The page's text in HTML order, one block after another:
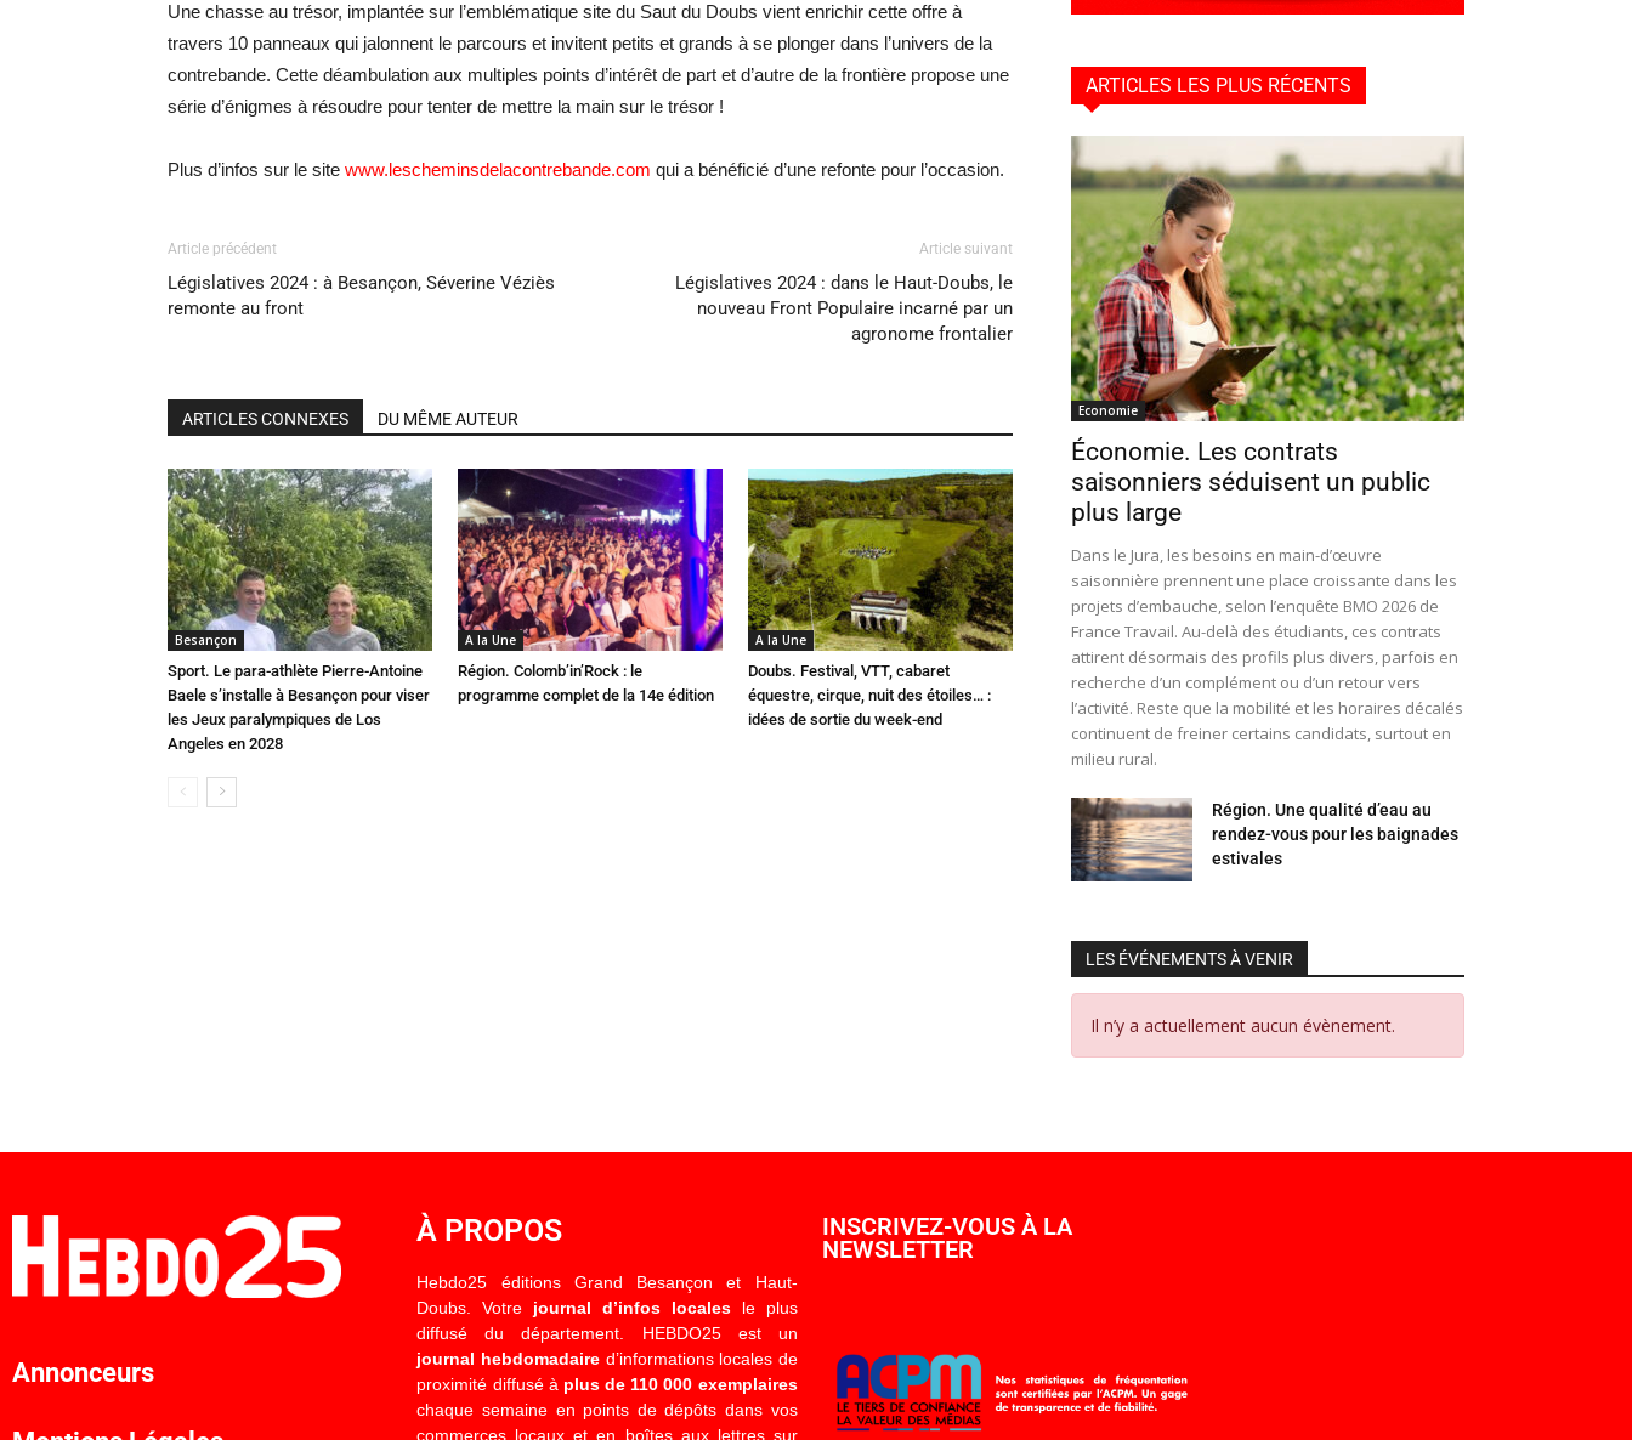
Une chasse au trésor, implantée sur l’emblématique site du Saut du Doubs vient enrichir cette offre à
travers 10 panneaux qui jalonnent le parcours et invitent petits et grands à se plonger dans l’univers de la
contrebande. Cette déambulation aux multiples points d’intérêt de part et d’autre de la frontière propose une
série d’énigmes à résoudre pour tenter de mettre la main sur le trésor !
Plus d’infos sur le site www.lescheminsdelacontrebande.com qui a bénéficié d’une refonte pour l’occasion.
Article précédent
Législatives 2024 : à Besançon, Séverine Véziès
remonte au front
Article suivant
Législatives 2024 : dans le Haut-Doubs, le
nouveau Front Populaire incarné par un
agronome frontalier
ARTICLES CONNEXES DU MÊME AUTEUR
Besançon
Sport. Le para-athlète Pierre-Antoine
Baele s’installe à Besançon pour viser
les Jeux paralympiques de Los
Angeles en 2028
A la Une
Région. Colomb’in’Rock : le
programme complet de la 14e édition
A la Une
Doubs. Festival, VTT, cabaret
équestre, cirque, nuit des étoiles… :
idées de sortie du week-end
ARTICLES LES PLUS RÉCENTS
Economie
Économie. Les contrats
saisonniers séduisent un public
plus large
Dans le Jura, les besoins en main-d’œuvre
saisonnière prennent une place croissante dans les
projets d’embauche, selon l’enquête BMO 2026 de
France Travail. Au-delà des étudiants, ces contrats
attirent désormais des profils plus divers, parfois en
recherche d’un complément ou d’un retour vers
l’activité. Reste que la mobilité et les horaires décalés
continuent de freiner certains candidats, surtout en
milieu rural.
Région. Une qualité d’eau au
rendez-vous pour les baignades
estivales
LES ÉVÉNEMENTS À VENIR
Il n’y a actuellement aucun évènement.
Annonceurs
À PROPOS
Hebdo25 éditions Grand Besançon et Haut-
Doubs. Votre journal d’infos localesle plus
diffusé du département. HEBDO25 est un
journal hebdomadaired’informations locales de
proximité diffusé à plus de 110 000 exemplaires
chaque semaine en points de dépôts dans vos
commerces locaux et en boîtes aux lettres sur
INSCRIVEZ-VOUS À LA
NEWSLETTER